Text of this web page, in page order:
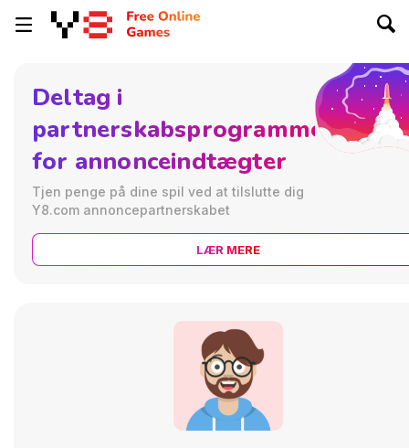
Deltag i
partnerskabsprogrammet
for annonceindtægter
Tjen penge på dine spil ved at tilslutte dig
Y8.com annoncepartnerskabet
LÆR MERE